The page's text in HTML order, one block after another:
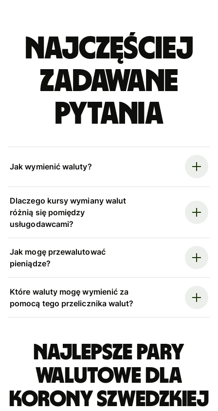
Najczęściej
zadawane
pytania
Jak wymienić waluty?
Dlaczego kursy wymiany walut
różnią się pomiędzy
usługodawcami?
Jak mogę przewalutować
pieniądze?
Które waluty mogę wymienić za
pomocą tego przelicznika walut?
Najlepsze pary
walutowe dla
korony szwedzkiej